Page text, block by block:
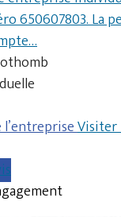
650607803. La
l’entrepriseVisiter